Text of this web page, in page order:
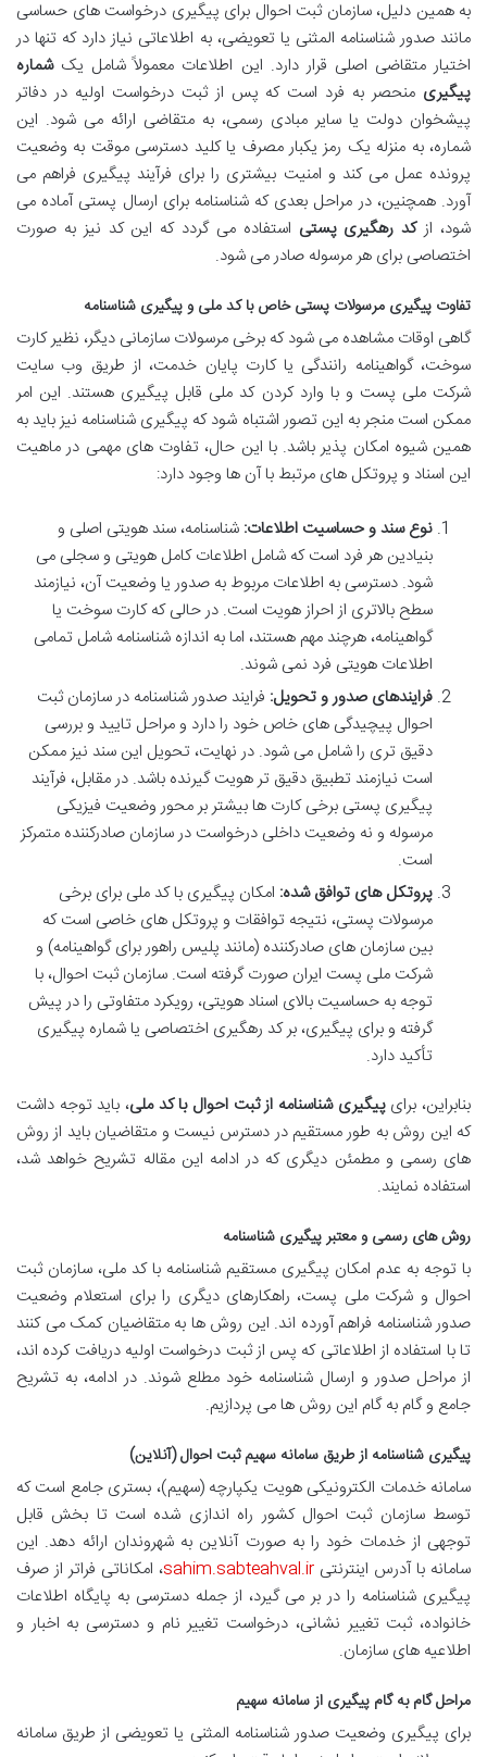
به همین دلیل، سازمان ثبت احوال برای پیگیری درخواست های حساسی
مانند صدور شناسنامه المثنی یا تعویضی، به اطلاعاتی نیاز دارد که تنها در
اختیار متقاضی اصلی قرار دارد. این اطلاعات معمولاً شامل یکشماره
پیگیری منحصر به فرد است که پس از ثبت درخواست اولیه در دفاتر
پیشخوان دولت یا سایر مبادی رسمی، به متقاضی ارائه می شود. این
شماره، به منزله یک رمز یکبار مصرف یا کلید دسترسی موقت به وضعیت
پرونده عمل می کند و امنیت بیشتری را برای فرآیند پیگیری فراهم می
آورد. همچنین، در مراحل بعدی که شناسنامه برای ارسال پستی آماده می
شود، ازکد رهگیری پستی استفاده می گردد که این کد نیز به صورت
اختصاصی برای هر مرسوله صادر می شود.
تفاوت پیگیری مرسولات پستی خاص با کد ملی و پیگیری شناسنامه
گاهی اوقات مشاهده می شود که برخی مرسولات سازمانی دیگر، نظیر کارت
سوخت، گواهینامه رانندگی یا کارت پایان خدمت، از طریق وب سایت
شرکت ملی پست و با وارد کردن کد ملی قابل پیگیری هستند. این امر
ممکن است منجر به این تصور اشتباه شود که پیگیری شناسنامه نیز باید به
همین شیوه امکان پذیر باشد. با این حال، تفاوت های مهمی در ماهیت
این اسناد و پروتکل های مرتبط با آن ها وجود دارد:
نوع سند و حساسیت اطلاعات: شناسنامه، سند هویتی اصلی و
بنیادین هر فرد است که شامل اطلاعات کامل هویتی و سجلی می
شود. دسترسی به اطلاعات مربوط به صدور یا وضعیت آن، نیازمند
سطح بالاتری از احراز هویت است. در حالی که کارت سوخت یا
گواهینامه، هرچند مهم هستند، اما به اندازه شناسنامه شامل تمامی
اطلاعات هویتی فرد نمی شوند.
فرایندهای صدور و تحویل: فرایند صدور شناسنامه در سازمان ثبت
احوال پیچیدگی های خاص خود را دارد و مراحل تایید و بررسی
دقیق تری را شامل می شود. در نهایت، تحویل این سند نیز ممکن
است نیازمند تطبیق دقیق تر هویت گیرنده باشد. در مقابل، فرآیند
پیگیری پستی برخی کارت ها بیشتر بر محور وضعیت فیزیکی
مرسوله و نه وضعیت داخلی درخواست در سازمان صادرکننده متمرکز
است.
پروتکل های توافق شده: امکان پیگیری با کد ملی برای برخی
مرسولات پستی، نتیجه توافقات و پروتکل های خاصی است که
بین سازمان های صادرکننده (مانند پلیس راهور برای گواهینامه) و
شرکت ملی پست ایران صورت گرفته است. سازمان ثبت احوال، با
توجه به حساسیت بالای اسناد هویتی، رویکرد متفاوتی را در پیش
گرفته و برای پیگیری، بر کد رهگیری اختصاصی یا شماره پیگیری
تأکید دارد.
بنابراین، برایپیگیری شناسنامه از ثبت احوال با کد ملی، باید توجه داشت
که این روش به طور مستقیم در دسترس نیست و متقاضیان باید از روش
های رسمی و مطمئن دیگری که در ادامه این مقاله تشریح خواهد شد،
استفاده نمایند.
روش های رسمی و معتبر پیگیری شناسنامه
با توجه به عدم امکان پیگیری مستقیم شناسنامه با کد ملی، سازمان ثبت
احوال و شرکت ملی پست، راهکارهای دیگری را برای استعلام وضعیت
صدور شناسنامه فراهم آورده اند. این روش ها به متقاضیان کمک می کنند
تا با استفاده از اطلاعاتی که پس از ثبت درخواست اولیه دریافت کرده اند،
از مراحل صدور و ارسال شناسنامه خود مطلع شوند. در ادامه، به تشریح
جامع و گام به گام این روش ها می پردازیم.
پیگیری شناسنامه از طریق سامانه سهیم ثبت احوال (آنلاین)
سامانه خدمات الکترونیکی هویت یکپارچه (سهیم)، بستری جامع است که
توسط سازمان ثبت احوال کشور راه اندازی شده است تا بخش قابل
توجهی از خدمات خود را به صورت آنلاین به شهروندان ارائه دهد. این
سامانه با آدرس اینترنتی sahim.sabteahval.ir، امکاناتی فراتر از صرف
پیگیری شناسنامه را در بر می گیرد، از جمله دسترسی به پایگاه اطلاعات
خانواده، ثبت تغییر نشانی، درخواست تغییر نام و دسترسی به اخبار و
اطلاعیه های سازمان.
مراحل گام به گام پیگیری از سامانه سهیم
برای پیگیری وضعیت صدور شناسنامه المثنی یا تعویضی از طریق سامانه